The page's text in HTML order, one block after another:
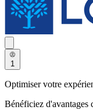
1
Optimiser votre
Bénéficiez d'avantages